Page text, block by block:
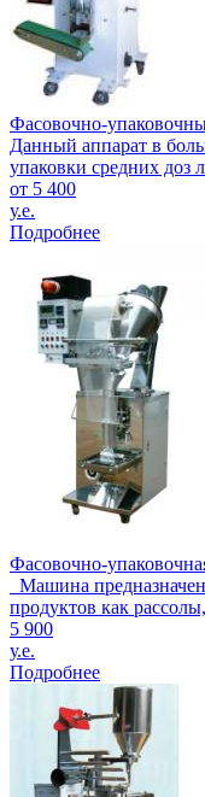
Фасовочно-
Данный аппарат в
упаковки средних доз
от 5 400
у.е.
Подробнее
Фасовочно-
Машина
продуктов как
5 900
у.е.
Подробнее